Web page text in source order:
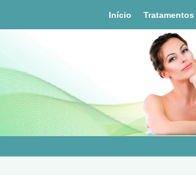
Início Tratamentos